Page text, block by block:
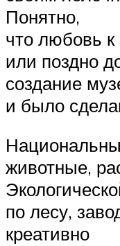
Понятно,
что любовь
или поздно
создание
и было
животные,
по лесу,
креативно